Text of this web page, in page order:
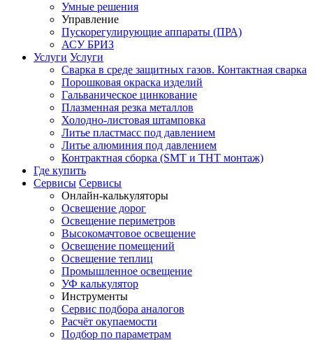
Умные решения
Управление
Пускорегулирующие аппараты (ПРА)
АСУ БРИЗ
Услуги Услуги
Сварка в среде защитных газов. Контактная сварка
Порошковая окраска изделий
Гальваническое цинкование
Плазменная резка металлов
Холодно-листовая штамповка
Литье пластмасс под давлением
Литье алюминия под давлением
Контрактная сборка (SMT и THT монтаж)
Где купить
Сервисы Сервисы
Онлайн-калькуляторы
Освещение дорог
Освещение периметров
Высокомачтовое освещение
Освещение помещений
Освещение теплиц
Промышленное освещение
УФ калькулятор
Инструменты
Сервис подбора аналогов
Расчёт окупаемости
Подбор по параметрам